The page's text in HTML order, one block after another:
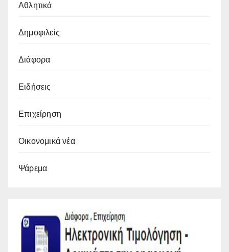
Αθλητικά
Δημοφιλείς
Διάφορα
Ειδήσεις
Επιχείρηση
Οικονομικά νέα
Ψάρεμα